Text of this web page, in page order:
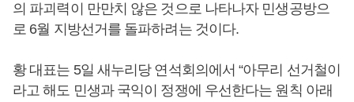
의 파괴력이 만만치 않은 것으로 나타나자 민생공방으
로 6월 지방선거를 돌파하려는 것이다.
황 대표는 5일 새누리당 연석회의에서 “아무리 선거철이
라고 해도 민생과 국익이 정쟁에 우선한다는 원칙 아래